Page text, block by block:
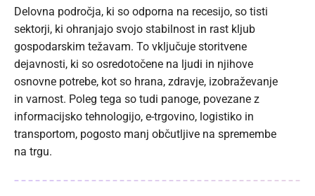
Delovna področja, ki so odporna na recesijo, so tisti
sektorji, ki ohranjajo svojo stabilnost in rast kljub
gospodarskim težavam. To vključuje storitvene
dejavnosti, ki so osredotočene na ljudi in njihove
osnovne potrebe, kot so hrana, zdravje, izobraževanje
in varnost. Poleg tega so tudi panoge, povezane z
informacijsko tehnologijo, e-trgovino, logistiko in
transportom, pogosto manj občutljive na spremembe
na trgu.